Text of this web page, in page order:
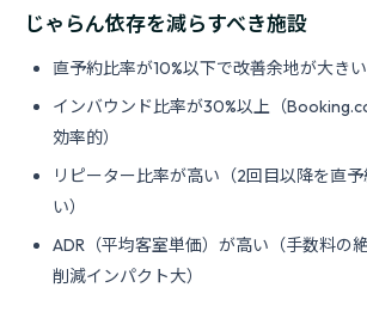
じゃらん依存を減らすべき施設
直予約比率が10%以下で改善余地が大きい
インバウンド比率が30%以上（
効率的）
リピーター比率が高い（2回目以降を直
い）
ADR（平均客室単価）が高い（手数料の
削減インパクト大）